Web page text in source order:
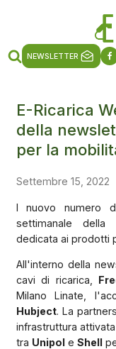
NEWSLETTER
E-Ricarica
della
per la
Settembre 15, 2022
l nuovo numero
settimanale
dedicata ai prodotti
All'interno della
cavi di ricarica,
Milano Linate,
Hubject. La
infrastruttura
tra Unipole Shell